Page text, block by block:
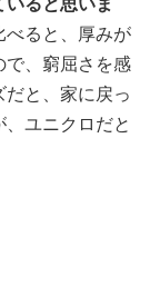
べると、厚みが
で、窮屈さを感
と、家に戻っ
ユニクロだと